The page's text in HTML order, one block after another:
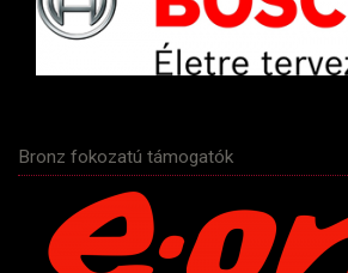
Bronz fokozatú támogatók